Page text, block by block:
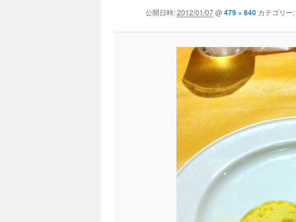
公開日時:2012/01/07@479 × 640 カテゴリー: